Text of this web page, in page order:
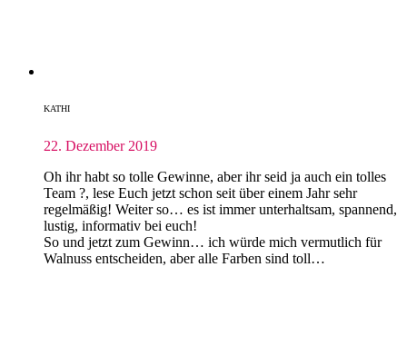
KATHI
22. Dezember 2019
Oh ihr habt so tolle Gewinne, aber ihr seid ja auch ein tolles
Team ?, lese Euch jetzt schon seit über einem Jahr sehr
regelmäßig! Weiter so… es ist immer unterhaltsam, spannend,
lustig, informativ bei euch!
So und jetzt zum Gewinn… ich würde mich vermutlich für
Walnuss entscheiden, aber alle Farben sind toll…